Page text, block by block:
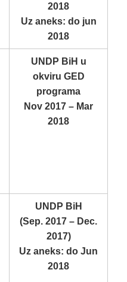
2018
Uz aneks: do jun
2018
UNDP BiH u
okviru GED
programa
Nov 2017 – Mar
2018
UNDP BiH
(Sep. 2017 – Dec.
2017)
Uz aneks: do Jun
2018